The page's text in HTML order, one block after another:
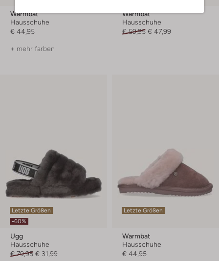
Warmbat
Hausschuhe
€ 44,95
+ mehr farben
Warmbat
Hausschuhe
€ 59,95 € 47,99
Letzte Größen
-60%
Ugg
Hausschuhe
€ 79,95 € 31,99
Letzte Größen
Warmbat
Hausschuhe
€ 44,95